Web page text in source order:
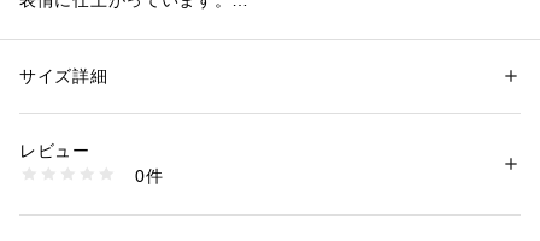
前開きなので着脱しやすく、夏の羽織りとしても活躍します。
※商品の色味は、商品単体または素材アップ画像をご確認くだ
性別：レディース
素材：ポリエステル100％
洗濯：手洗い、漂白不可、タンブル乾燥不可、自然乾燥、アイロン仕上げ
可、ドライ可、ウエットクリーニング可
商品番号：1095000010982 （モール）
サイズ詳細
レビュー
0件